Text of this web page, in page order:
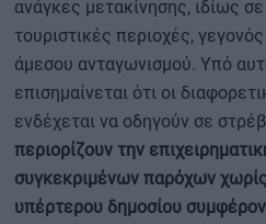
ανάγκες μετακίνησης, ιδίως
τουριστικές περιοχές,
άμεσου ανταγωνισμού. Υπό
επισημαίνεται ότι οι
ενδέχεται να οδηγούν σε
περιορίζουν την
συγκεκριμένων παρόχων
υπέρτερου δημοσίου